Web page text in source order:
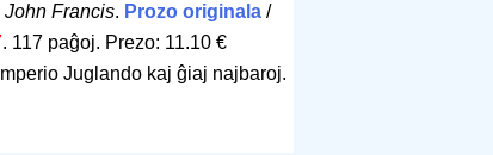
John Francis. Prozo originala /
. 117 paĝoj. Prezo: 11.10 €
Juglando kaj ĝiaj najbaroj.